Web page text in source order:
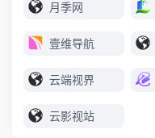
月季网
壹维导航
云端视界
云影视站